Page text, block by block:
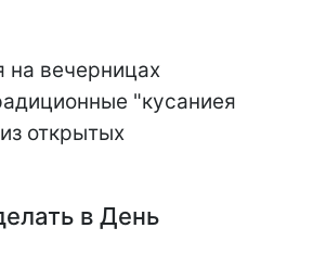
на вечерницах
"кусаниея
открытых
в День